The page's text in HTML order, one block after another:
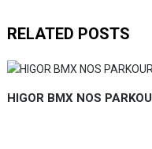
RELATED POSTS
HIGOR BMX NOS